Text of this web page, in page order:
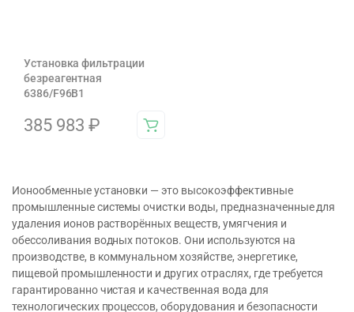
Установка фильтрации
безреагентная
6386/F96B1
385 983 ₽
Ионообменные установки — это высокоэффективные
промышленные системы очистки воды, предназначенные для
удаления ионов растворённых веществ, умягчения и
обессоливания водных потоков. Они используются на
производстве, в коммунальном хозяйстве, энергетике,
пищевой промышленности и других отраслях, где требуется
гарантированно чистая и качественная вода для
технологических процессов, оборудования и безопасности